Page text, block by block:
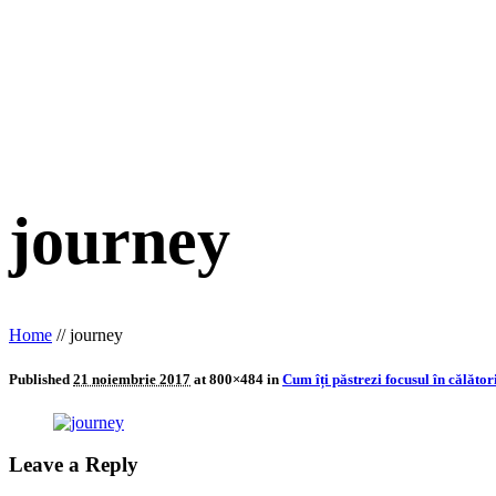
journey
Home //journey
Published 21 noiembrie 2017 at 800×484 in Cum îți păstrezi focusul în
Leave a Reply